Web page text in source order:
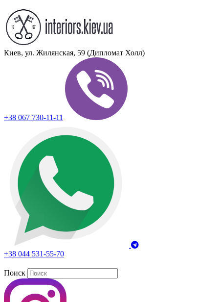
Киев, ул. Жилянская, 59 (Дипломат Холл)
+38 067 730-11-11
+38 044 531-55-70
Поиск